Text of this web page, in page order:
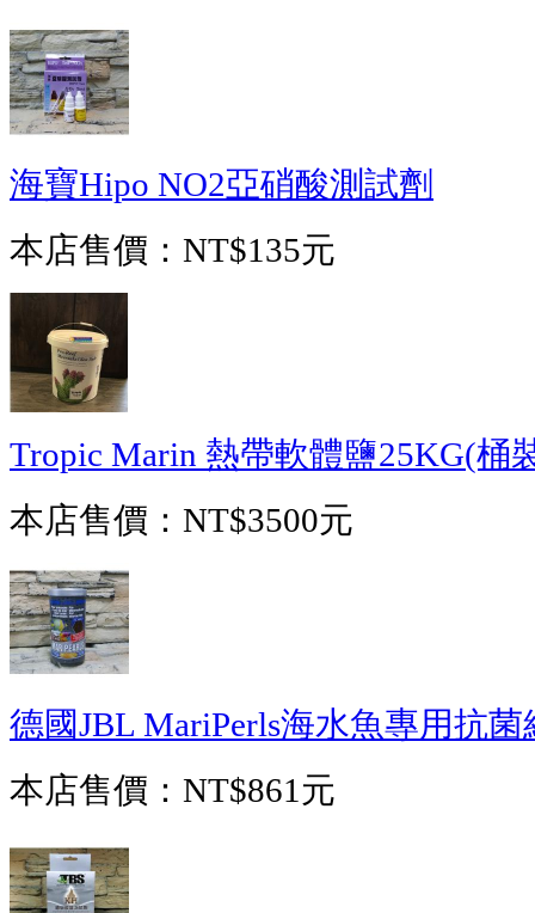
海寶Hipo NO2亞硝酸測試劑
本店售價： NT$135元
Tropic Marin 熱帶軟體鹽25KG(桶
本店售價： NT$3500元
德國JBL MariPerls海水魚專用抗
本店售價： NT$861元